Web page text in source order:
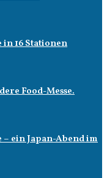
16 Stationen
Food-Messe.
– ein Japan-Abend im